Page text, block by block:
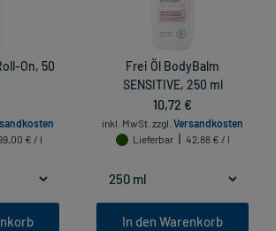
On, 50
€ / l
Frei Öl BodyBalm
SENSITIVE, 250 ml
10,72 €
inkl. MwSt. zzgl. Versandkosten
Lieferbar
42,88 € / l
In den Warenkorb